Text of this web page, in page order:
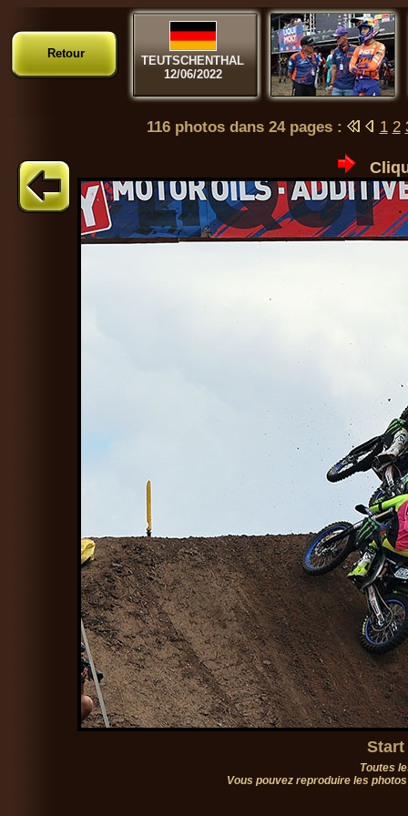
Retour
TEUTSCHENTHAL
12/06/2022
116 photos dans 24 pages : 1 2
Start
Toutes
Vous pouvez reproduire les